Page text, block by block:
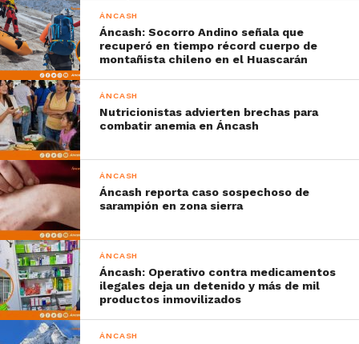
ÁNCASH
Áncash: Socorro Andino señala que
recuperó en tiempo récord cuerpo de
montañista chileno en el Huascarán
ÁNCASH
Nutricionistas advierten brechas para
combatir anemia en Áncash
ÁNCASH
Áncash reporta caso sospechoso de
sarampión en zona sierra
ÁNCASH
Áncash: Operativo contra medicamentos
ilegales deja un detenido y más de mil
productos inmovilizados
ÁNCASH